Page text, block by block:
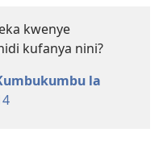
kwenye
kufanya nini?
la